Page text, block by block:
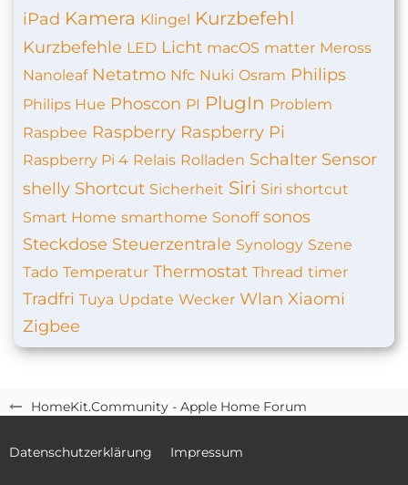
HomeKit.Community - Apple Home Forum
iPad Kamera Klingel Kurzbefehl
Kurzbefehle LED Licht macOS matter Meross
Nanoleaf Netatmo Nfc Nuki Osram Philips
Philips Hue Phoscon PI PlugIn Problem
Raspbee Raspberry Raspberry Pi
Raspberry Pi 4 Relais Rolladen Schalter Sensor
shelly Shortcut Sicherheit Siri Siri shortcut
Smart Home smarthome Sonoff sonos
Steckdose Steuerzentrale Synology Szene
Tado Temperatur Thermostat Thread timer
Tradfri Tuya Update Wecker Wlan Xiaomi
Zigbee
Datenschutzerklärung Impressum